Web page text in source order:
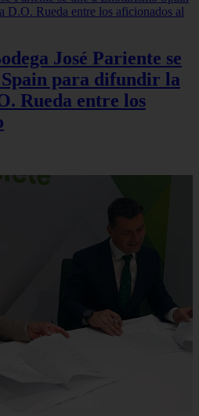
José Pariente se
para difundir la
Rueda entre los